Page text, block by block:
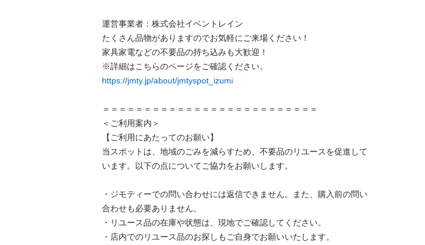
運営事業者：株式会社イベントレイン
たくさん品物がありますのでお気軽にご来場ください！
家具家電などの不要品の持ち込みも大歓迎！
https://jmty.jp/about/jmtyspot_izumi
＝＝＝＝＝＝＝＝＝＝＝＝＝＝＝＝＝＝＝＝＝＝＝＝＝＝
＜ご利用案内＞
【ご利用にあたってのお願い】
当スポットは、地域のごみを減らすため、不要品のリユースを促進して
います。以下の点についてご協力をお願いします。
・ジモティーでの問い合わせには返信できません。また、購入前の問い
合わせも必要ありません。
・リユース品の在庫や状態は、現地でご確認してください。
・店内でのリユース品のお探しもご自身でお願いいたします。